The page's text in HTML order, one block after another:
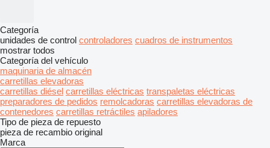
Categoría
unidades de control controladores cuadros de instrumentos
mostrar todos
Categoría del vehículo
maquinaria de almacén
carretillas elevadoras
carretillas diésel carretillas eléctricas transpaletas eléctricas
preparadores de pedidos remolcadoras carretillas elevadoras de
contenedores carretillas retráctiles apiladores
Tipo de pieza de repuesto
pieza de recambio original
Marca